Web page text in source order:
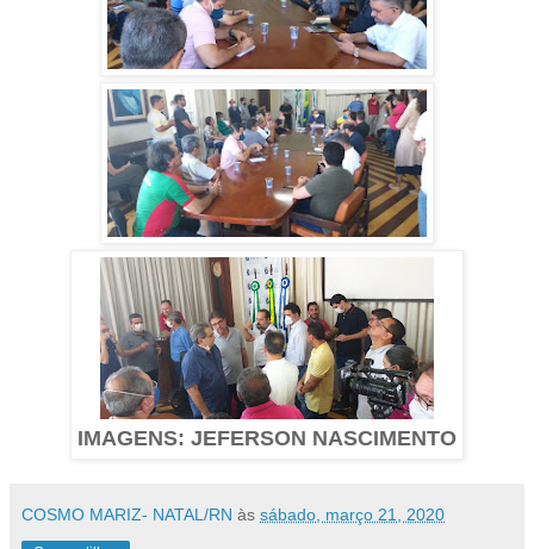
IMAGENS: JEFERSON NASCIMENTO
COSMO MARIZ- NATAL/RN às sábado, março 21, 2020